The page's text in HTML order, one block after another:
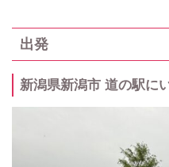
出発
新潟県新潟市 道の駅に